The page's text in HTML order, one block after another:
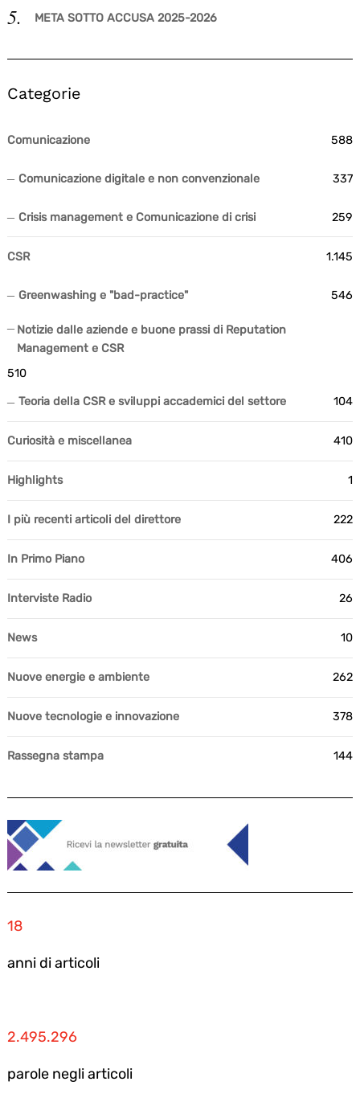
META SOTTO ACCUSA 2025-2026
Categorie
Comunicazione 588
Comunicazione digitale e non convenzionale 337
Crisis management e Comunicazione di crisi 259
CSR 1.145
Greenwashing e "bad-practice" 546
Notizie dalle aziende e buone prassi di Reputation
Management e CSR
510
Teoria della CSR e sviluppi accademici del settore 104
Curiosità e miscellanea 410
Highlights 1
I più recenti articoli del direttore 222
In Primo Piano 406
Interviste Radio 26
News 10
Nuove energie e ambiente 262
Nuove tecnologie e innovazione 378
Rassegna stampa 144
18
anni di articoli
2.495.296
parole negli articoli